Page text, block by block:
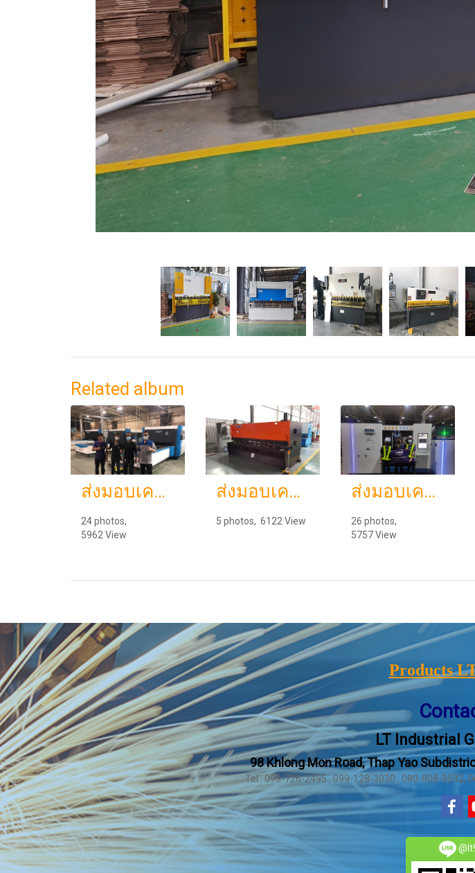
Related album
ส่งมอบเครื่อง Marking Fiber Laser 30w พิกัดชลบุรี
24 photos,
5962 View
ส่งมอบเครื่อง Laser CO2 ขนาดพื้นที่ 1.3x2.5 M. พิกัด จังหวัดราชบุรี
5 photos, 6122 View
ส่งมอบเครื่อง welding Fiber Laser 1000w จำนวน 1 เครื่อง พิกัดเพชรบูรณ์
26 photos,
5757 View
Products
LT Industrial
98 Khlong Mon Road, Thap Yao
Tel : 093-726-2495 , 099-128-3030 , 080-808-